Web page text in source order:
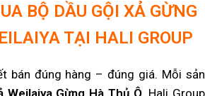
BỘ DẦU GỘI XẢ GỪNG
TẠI HALI GROUP
bán đúng hàng – đúng giá. Mỗi sản
Weilaiya Gừng Hà Thủ Ô , Hali Group